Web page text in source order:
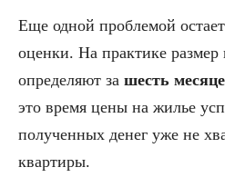
Еще одной проблемой
оценки. На практике размер
определяют за шесть
это время цены на жилье
полученных денег уже не
квартиры.